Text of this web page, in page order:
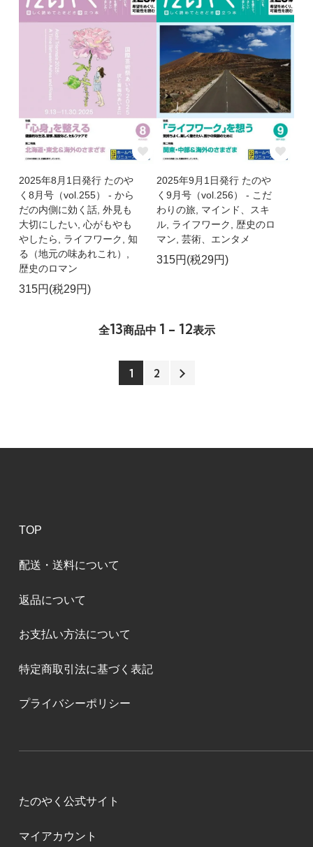
2025年8月1日発行 たのや
く8月号（vol.255） - から
だの内側に効く話, 外見も
大切にしたい, 心がもやも
やしたら, ライフワーク, 知
る（地元の味あれこれ）,
歴史のロマン
315円(税29円)
2025年9月1日発行 たのや
く9月号（vol.256） - こだ
わりの旅, マインド、スキ
ル, ライフワーク, 歴史のロ
マン, 芸術、エンタメ
315円(税29円)
全13商品中 1 - 12表示
1 2
TOP
配送・送料について
返品について
お支払い方法について
特定商取引法に基づく表記
プライバシーポリシー
たのやく公式サイト
マイアカウント